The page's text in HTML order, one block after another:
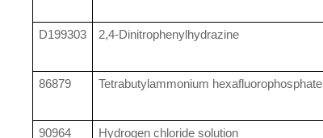
D199303 2,4-Dinitrophenylhydrazine
86879 Tetrabutylammonium hexafluorophosphate
90964 Hydrogen chloride solution